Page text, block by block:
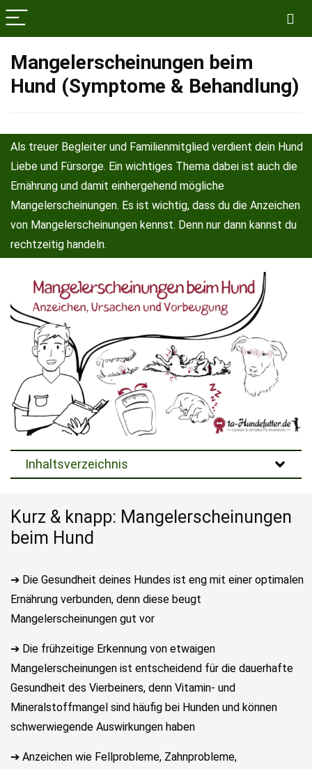
Mangelerscheinungen beim
Hund (Symptome & Behandlung)
Als treuer Begleiter und Familienmitglied verdient dein Hund
Liebe und Fürsorge. Ein wichtiges Thema dabei ist auch die
Ernährung und damit einhergehend mögliche
Mangelerscheinungen. Es ist wichtig, dass du die Anzeichen
von Mangelerscheinungen kennst. Denn nur dann kannst du
rechtzeitig handeln.
Inhaltsverzeichnis
Kurz & knapp: Mangelerscheinungen
beim Hund
➔ Die Gesundheit deines Hundes ist eng mit einer optimalen
Ernährung verbunden, denn diese beugt
Mangelerscheinungen gut vor
➔ Die frühzeitige Erkennung von etwaigen
Mangelerscheinungen ist entscheidend für die dauerhafte
Gesundheit des Vierbeiners, denn Vitamin- und
Mineralstoffmangel sind häufig bei Hunden und können
schwerwiegende Auswirkungen haben
➔ Anzeichen wie Fellprobleme, Zahnprobleme,